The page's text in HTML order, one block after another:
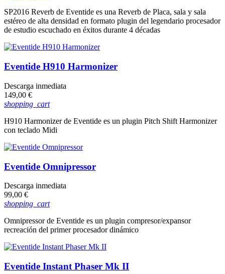
SP2016 Reverb de Eventide es una Reverb de Placa, sala y sala
estéreo de alta densidad en formato plugin del legendario procesador
de estudio escuchado en éxitos durante 4 décadas
Eventide H910 Harmonizer
Descarga inmediata
Precio
149,00 €
shopping_cart
H910 Harmonizer de Eventide es un plugin Pitch Shift Harmonizer
con teclado Midi
Eventide Omnipressor
Descarga inmediata
Precio
99,00 €
shopping_cart
Omnipressor de Eventide es un plugin compresor/expansor
recreación del primer procesador dinámico
Eventide Instant Phaser Mk II